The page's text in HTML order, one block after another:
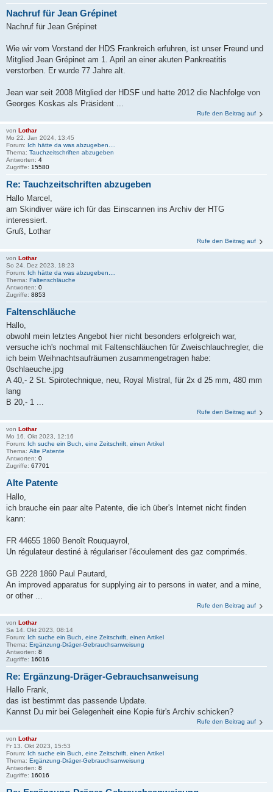
Nachruf für Jean Grépinet
Nachruf für Jean Grépinet
Wie wir vom Vorstand der HDS Frankreich erfuhren, ist unser Freund und
Mitglied Jean Grépinet am 1. April an einer akuten Pankreatitis
verstorben. Er wurde 77 Jahre alt.
Jean war seit 2008 Mitglied der HDSF und hatte 2012 die Nachfolge von
Georges Koskas als Präsident ...
Rufe den Beitrag auf
von Lothar
Mo 22. Jan 2024, 13:45
Forum: Ich hätte da was abzugeben....
Thema: Tauchzeitschriften abzugeben
Antworten: 4
Zugriffe: 15580
Re: Tauchzeitschriften abzugeben
Hallo Marcel,
am Skindiver wäre ich für das Einscannen ins Archiv der HTG
interessiert.
Gruß, Lothar
Rufe den Beitrag auf
von Lothar
So 24. Dez 2023, 18:23
Forum: Ich hätte da was abzugeben....
Thema: Faltenschläuche
Antworten: 0
Zugriffe: 8853
Faltenschläuche
Hallo,
obwohl mein letztes Angebot hier nicht besonders erfolgreich war,
versuche ich's nochmal mit Faltenschläuchen für Zweischlauchregler, die
ich beim Weihnachtsaufräumen zusammengetragen habe:
0schlaeuche.jpg
A 40,- 2 St. Spirotechnique, neu, Royal Mistral, für 2x d 25 mm, 480 mm
lang
B 20,- 1 ...
Rufe den Beitrag auf
von Lothar
Mo 16. Okt 2023, 12:16
Forum: Ich suche ein Buch, eine Zeitschrift, einen Artikel
Thema: Alte Patente
Antworten: 0
Zugriffe: 67701
Alte Patente
Hallo,
ich brauche ein paar alte Patente, die ich über's Internet nicht finden
kann:
FR 44655 1860 Benoît Rouquayrol,
Un régulateur destiné à régulariser l'écoulement des gaz comprimés.
GB 2228 1860 Paul Pautard,
An improved apparatus for supplying air to persons in water, and a mine,
or other ...
Rufe den Beitrag auf
von Lothar
Sa 14. Okt 2023, 08:14
Forum: Ich suche ein Buch, eine Zeitschrift, einen Artikel
Thema: Ergänzung-Dräger-Gebrauchsanweisung
Antworten: 8
Zugriffe: 16016
Re: Ergänzung-Dräger-Gebrauchsanweisung
Hallo Frank,
das ist bestimmt das passende Update.
Kannst Du mir bei Gelegenheit eine Kopie für's Archiv schicken?
Rufe den Beitrag auf
von Lothar
Fr 13. Okt 2023, 15:53
Forum: Ich suche ein Buch, eine Zeitschrift, einen Artikel
Thema: Ergänzung-Dräger-Gebrauchsanweisung
Antworten: 8
Zugriffe: 16016